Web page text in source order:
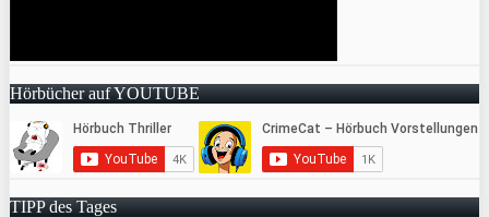
Hörbücher auf YOUTUBE
TIPP des Tages